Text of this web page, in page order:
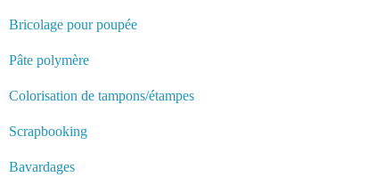
Bricolage pour poupée
Pâte polymère
Colorisation de tampons/étampes
Scrapbooking
Bavardages